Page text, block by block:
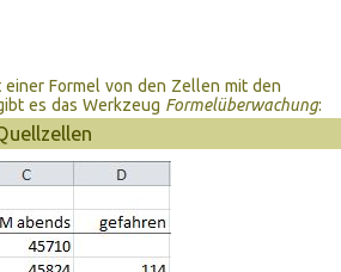
Formel von den Zellen mit den
es das Werkzeug Formelüberwachung: